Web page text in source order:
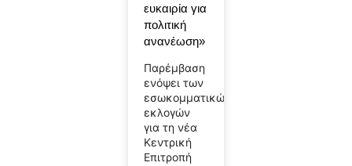
ευκαιρία για
πολιτική
ανανέωση»
Παρέμβαση
ενόψει των
εσωκομματικών
εκλογών
για τη νέα
Κεντρική
Επιτροπή